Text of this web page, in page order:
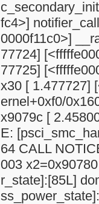
fc4>]
0000f11c0>]
77724]
77725]
x30 [ 1.477727]
ernel+0xf0/
x9079c [
E:
64 CALL
003
r_state]:[85L]